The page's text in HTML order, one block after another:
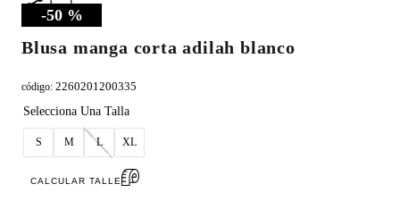
-50 %
blusa manga corta adilah blanco
código: 2260201200335
S M L XL
CALCULAR TALLE